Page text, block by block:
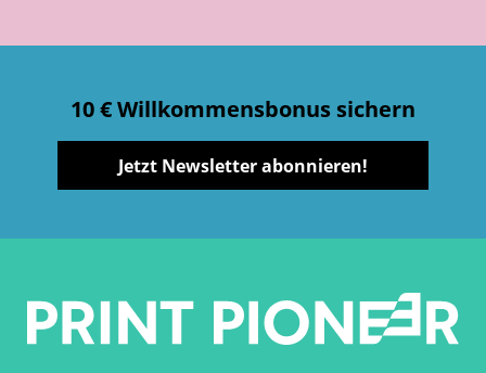
10 € Willkommensbonus sichern
Jetzt Newsletter abonnieren!